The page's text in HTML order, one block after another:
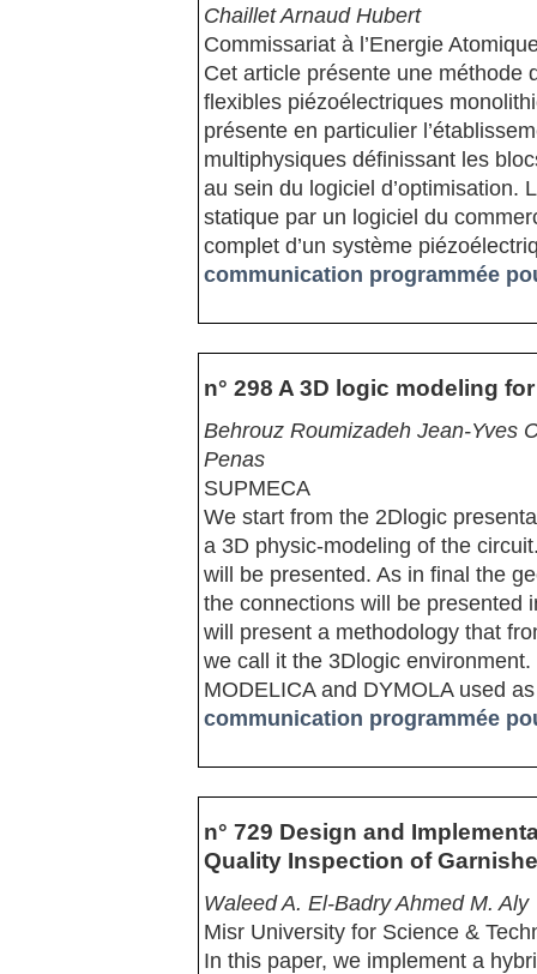
Chaillet Arnaud Hubert
Commissariat à l’Energie
Cet article présente une méthode
flexibles piézoélectriques
présente en particulier
multiphysiques définissant les
au sein du logiciel d’optimisation.
statique par un logiciel du
complet d’un système
communication programmée
n° 298 A 3D logic modeling
Behrouz Roumizadeh Jean-Yves
Penas
SUPMECA
We start from the 2Dlogic
a 3D physic-modeling of the
will be presented. As in final the
the connections will be presented
will present a methodology that
we call it the 3Dlogic
MODELICA and DYMOLA used
communication programmée
n° 729 Design and
Quality Inspection of
Waleed A. El-Badry Ahmed M. Aly
Misr University for Science &
In this paper, we implement a